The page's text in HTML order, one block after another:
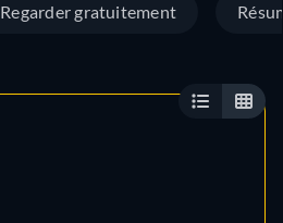
Regarder gratuitement